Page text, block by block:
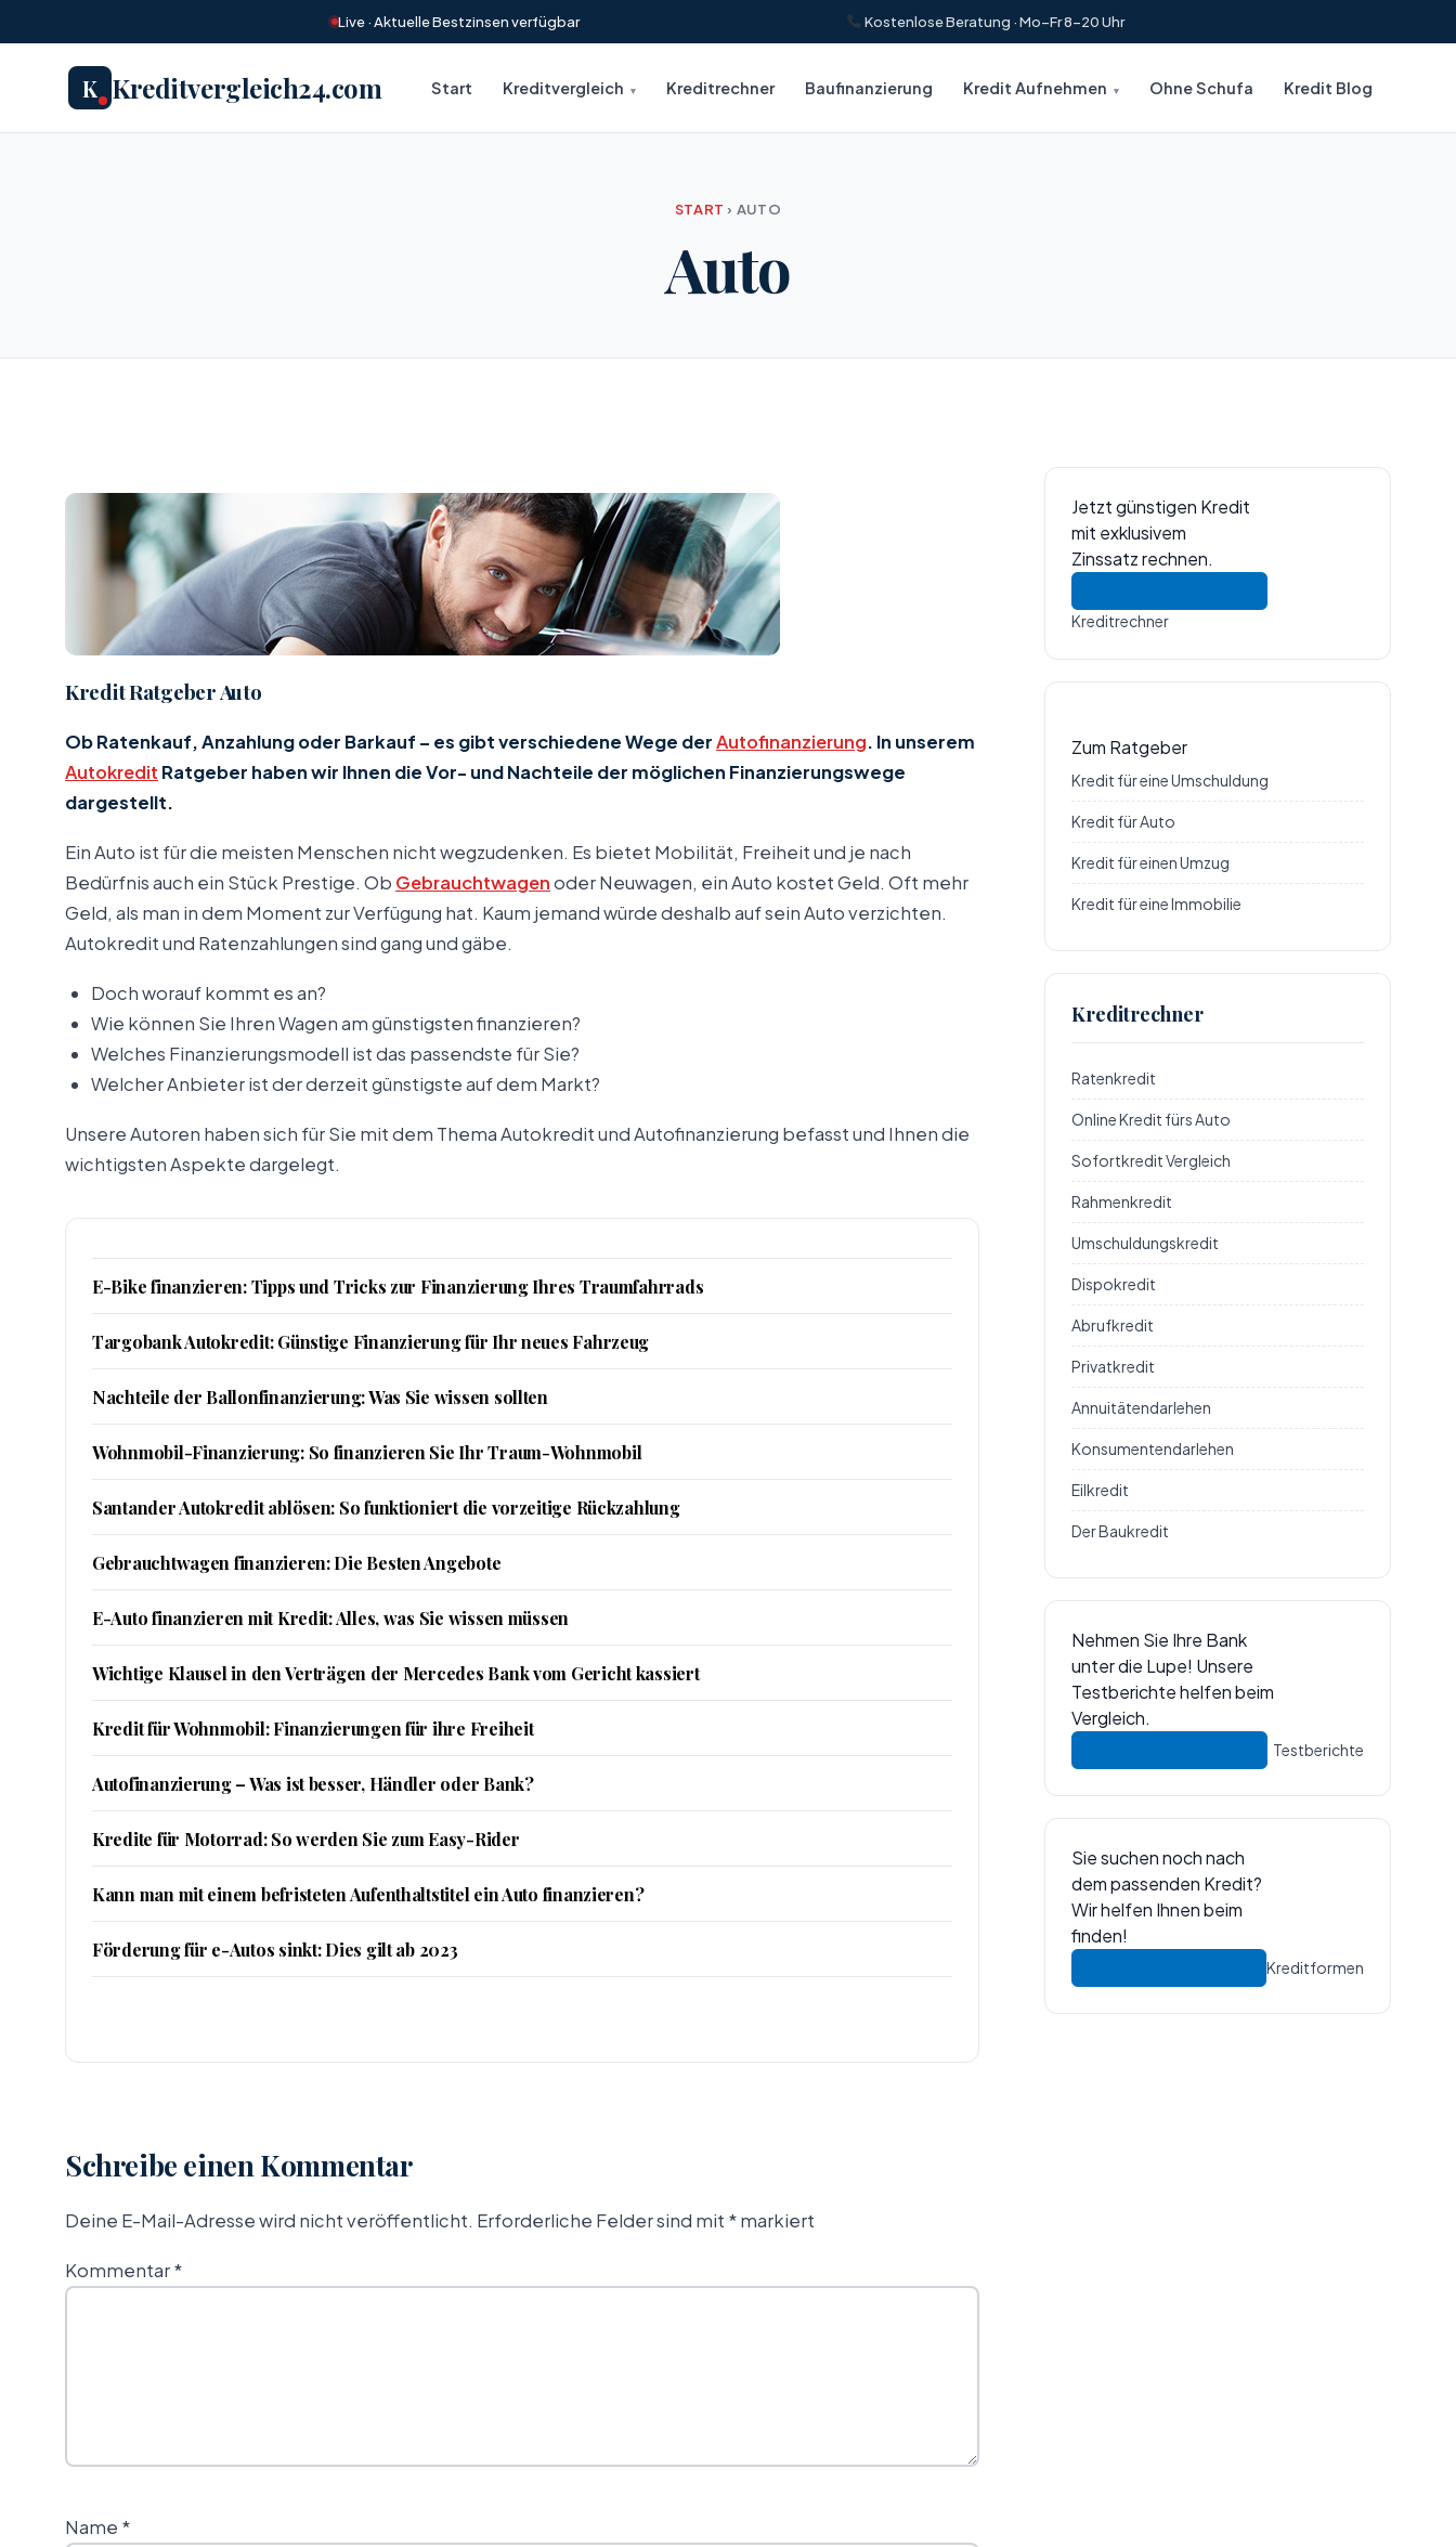
Live · Aktuelle Bestzinsen verfügbar Kostenlose Beratung · Mo–Fr 8–20 Uhr
K Kreditvergleich24.com Start Kreditvergleich Kreditrechner Baufinanzierung Kredit Aufnehmen Ohne Schufa Kredit Blog
START › AUTO
Auto
Kredit Ratgeber Auto
Ob Ratenkauf, Anzahlung oder Barkauf – es gibt verschiedene Wege derAutofinanzierung. In unserem
Autokredit Ratgeber haben wir Ihnen die Vor- und Nachteile der möglichen Finanzierungswege
dargestellt.
Ein Auto ist für die meisten Menschen nicht wegzudenken. Es bietet Mobilität, Freiheit und je nach
Bedürfnis auch ein Stück Prestige. Ob Gebrauchtwagenoder Neuwagen, ein Auto kostet Geld. Oft mehr
Geld, als man in dem Moment zur Verfügung hat. Kaum jemand würde deshalb auf sein Auto verzichten.
Autokredit und Ratenzahlungen sind gang und gäbe.
Doch worauf kommt es an?
Wie können Sie Ihren Wagen am günstigsten finanzieren?
Welches Finanzierungsmodell ist das passendste für Sie?
Welcher Anbieter ist der derzeit günstigste auf dem Markt?
Unsere Autoren haben sich für Sie mit dem Thema Autokredit und Autofinanzierung befasst und Ihnen die
wichtigsten Aspekte dargelegt.
E-Bike finanzieren: Tipps und Tricks zur Finanzierung Ihres Traumfahrrads
Targobank Autokredit: Günstige Finanzierung für Ihr neues Fahrzeug
Nachteile der Ballonfinanzierung: Was Sie wissen sollten
Wohnmobil-Finanzierung: So finanzieren Sie Ihr Traum-Wohnmobil
Santander Autokredit ablösen: So funktioniert die vorzeitige Rückzahlung
Gebrauchtwagen finanzieren: Die Besten Angebote
E-Auto finanzieren mit Kredit: Alles, was Sie wissen müssen
Wichtige Klausel in den Verträgen der Mercedes Bank vom Gericht kassiert
Kredit für Wohnmobil: Finanzierungen für ihre Freiheit
Autofinanzierung – Was ist besser, Händler oder Bank?
Kredite für Motorrad: So werden Sie zum Easy-Rider
Kann man mit einem befristeten Aufenthaltstitel ein Auto finanzieren?
Förderung für e-Autos sinkt: Dies gilt ab 2023
Schreibe einen Kommentar
Deine E-Mail-Adresse wird nicht veröffentlicht. Erforderliche Felder sind mit *markiert
Kommentar*
Name *
Jetzt günstigen Kredit
mit exklusivem
Zinssatz rechnen.
Kreditrechner
Zum Ratgeber
Kredit für eine Umschuldung
Kredit für Auto
Kredit für einen Umzug
Kredit für eine Immobilie
Kreditrechner
Ratenkredit
Online Kredit fürs Auto
Sofortkredit Vergleich
Rahmenkredit
Umschuldungskredit
Dispokredit
Abrufkredit
Privatkredit
Annuitätendarlehen
Konsumentendarlehen
Eilkredit
Der Baukredit
Nehmen Sie Ihre Bank
unter die Lupe! Unsere
Testberichte helfen beim
Vergleich.
Testberichte
Sie suchen noch nach
dem passenden Kredit?
Wir helfen Ihnen beim
finden!
Kreditformen